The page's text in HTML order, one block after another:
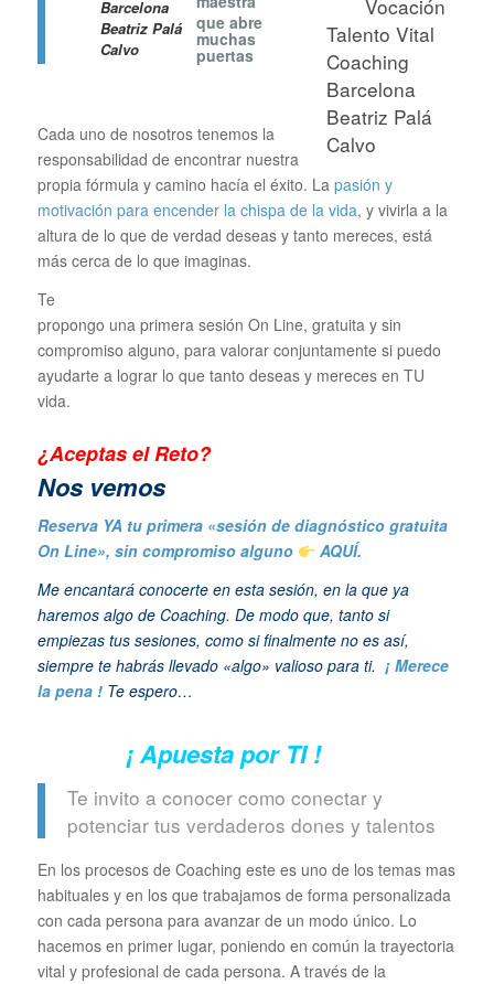
que abre
muchas
puertas
Cada uno de nosotros tenemos la
responsabilidad de encontrar nuestra
propia fórmula y camino hacía el éxito. La pasión y
motivación para encender la chispa de la vida, y vivirla a la
altura de lo que de verdad deseas y tanto mereces, está
más cerca de lo que imaginas.
Te
propongo una primera sesión On Line, gratuita y sin
compromiso alguno, para valorar conjuntamente si puedo
ayudarte a lograr lo que tanto deseas y mereces en TU
vida.
¿Aceptas el Reto?
Nos vemos
Reserva YA tu primera «sesión de diagnóstico gratuita
On Line», sin compromiso alguno
AQUÍ.
Me encantará conocerte en esta sesión, en la que ya
haremos algo de Coaching. De modo que, tanto si
empiezas tus sesiones, como si finalmente no es así,
siempre te habrás llevado «algo» valioso para ti. ¡ Merece
la pena ! Te espero…
¡ Apuesta por TI !
Te invito a conocer como conectar y
potenciar tus verdaderos dones y talentos
En los procesos de Coaching este es uno de los temas mas
habituales y en los que trabajamos de forma personalizada
con cada persona para avanzar de un modo único. Lo
hacemos en primer lugar, poniendo en común la trayectoria
vital y profesional de cada persona. A través de la